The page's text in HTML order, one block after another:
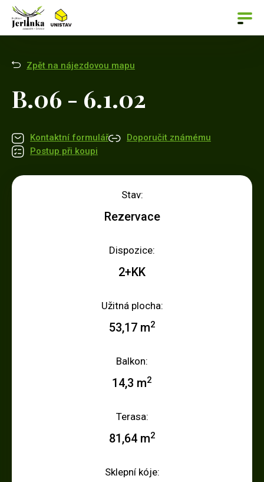
Zpět na nájezdovou mapu
B.06 - 6.1.02
Kontaktní formulář
Doporučit známému
Postup při koupi
Stav:
Rezervace
Dispozice:
2+KK
Užitná plocha:
53,17 m2
Balkon:
14,3 m2
Terasa:
81,64 m2
Sklepní kóje: